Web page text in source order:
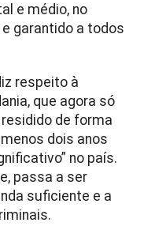
e médio, no
garantido a todos
respeito à
que agora só
de forma
dois anos
no país.
passa a ser
suficiente e a